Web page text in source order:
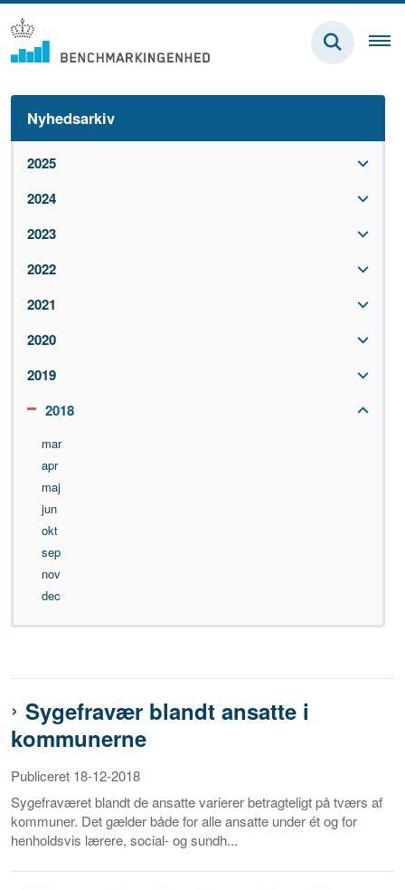
Nyhedsarkiv
2025
2024
2023
2022
2021
2020
2019
2018
mar
apr
maj
jun
okt
sep
nov
dec
Sygefravær blandt ansatte i
kommunerne
Publiceret 18-12-2018
Sygefraværet blandt de ansatte varierer betragteligt på tværs af
kommuner. Det gælder både for alle ansatte under ét og for
henholdsvis lærere, social- og sundh...